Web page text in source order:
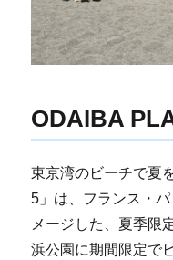
ODAIBA
東京湾のビーチで夏
5」は、フランス・
メージした、夏季限
浜公園に期間限定で